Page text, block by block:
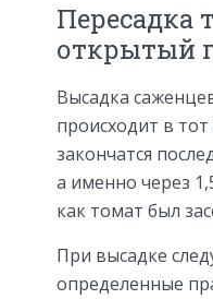
Пересадка
открытый
Высадка
происходит в
закончатся
а именно через
как томат был
При высадке
определенные